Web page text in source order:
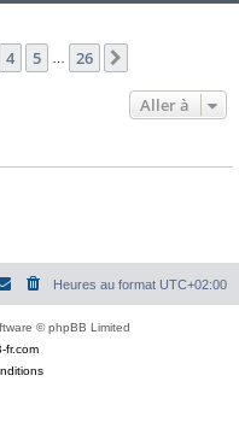
4 5 26
Aller à
Heures au format UTC+02:00
© phpBB Limited
fr.com